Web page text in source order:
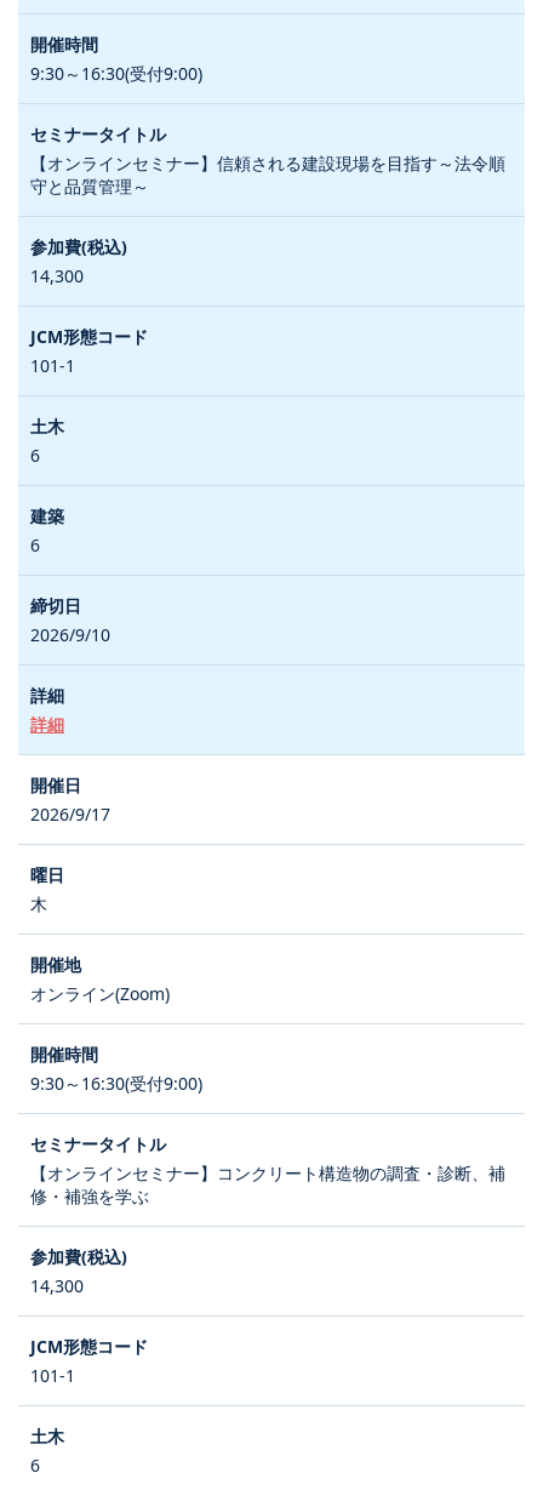
9:30～16:30(受付9:00)
【オンラインセミナー】信頼される建設現場を目指す～法令順
守と品質管理～
14,300
101-1
6
6
2026/9/10
詳細
2026/9/17
木
オンライン(Zoom)
9:30～16:30(受付9:00)
【オンラインセミナー】コンクリート構造物の調査・診断、補
修・補強を学ぶ
14,300
101-1
6